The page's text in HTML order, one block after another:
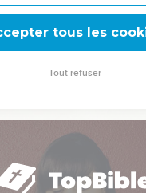
tremplins. Que vous guidiez
ou une famille, leur
tous les
Tout refuser